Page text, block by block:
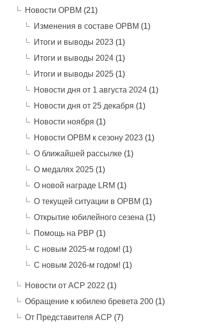
Новости ОРВМ (21)
Изменения в составе ОРВМ (1)
Итоги и выводы 2023(1)
Итоги и выводы 2024(1)
Итоги и выводы 2025(1)
Новости дня от 1 августа 2024(1)
Новости дня от 25 декабря (1)
Новости ноября (1)
Новости ОРВМ к сезону 2023(1)
О ближайшей рассылке(1)
О медалях 2025(1)
О новой награде LRM (1)
О текущей ситуации в ОРВМ (1)
Открытие юбилейного сезена (1)
Помощь на РВР (1)
С новым 2025-м годом! (1)
С новым 2026-м годом! (1)
Новости от АСР 2022 (1)
Обращение к юбилею бревета 200(1)
От Представителя АСР (7)